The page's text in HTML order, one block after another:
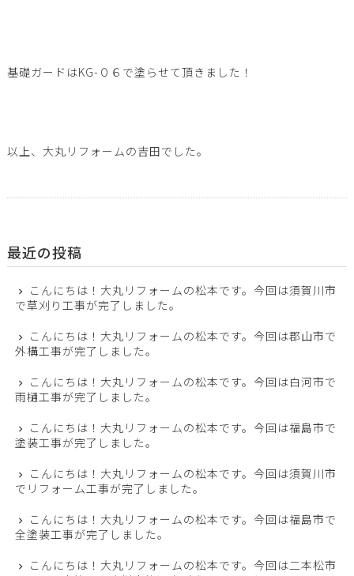
基礎ガードはKG-０６で塗らせて頂きました！
以上、大丸リフォームの吉田でした。
最近の投稿
こんにちは！大丸リフォームの松本です。今回は須賀川市
で草刈り工事が完了しました。
こんにちは！大丸リフォームの松本です。今回は郡山市で
外構工事が完了しました。
こんにちは！大丸リフォームの松本です。今回は白河市で
雨樋工事が完了しました。
こんにちは！大丸リフォームの松本です。今回は福島市で
塗装工事が完了しました。
こんにちは！大丸リフォームの松本です。今回は須賀川市
でリフォーム工事が完了しました。
こんにちは！大丸リフォームの松本です。今回は福島市で
全塗装工事が完了しました。
こんにちは！大丸リフォームの松本です。今回は二本松市